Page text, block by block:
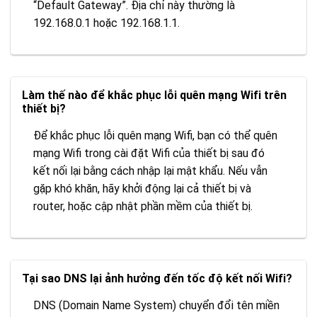
“Default Gateway”. Địa chỉ này thường là
192.168.0.1 hoặc 192.168.1.1.
Làm thế nào để khắc phục lỗi quên mạng Wifi trên
thiết bị?
Để khắc phục lỗi quên mạng Wifi, bạn có thể quên
mạng Wifi trong cài đặt Wifi của thiết bị sau đó
kết nối lại bằng cách nhập lại mật khẩu. Nếu vẫn
gặp khó khăn, hãy khởi động lại cả thiết bị và
router, hoặc cập nhật phần mềm của thiết bị.
Tại sao DNS lại ảnh hưởng đến tốc độ kết nối Wifi?
DNS (Domain Name System) chuyển đổi tên miền